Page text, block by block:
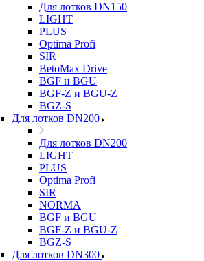
Для лотков DN150
LIGHT
PLUS
Optima Profi
SIR
BetoMax Drive
BGF и BGU
BGF-Z и BGU-Z
BGZ-S
Для лотков DN200
Для лотков DN200
LIGHT
PLUS
Optima Profi
SIR
NORMA
BGF и BGU
BGF-Z и BGU-Z
BGZ-S
Для лотков DN300